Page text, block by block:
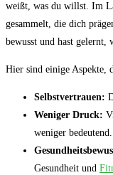
weißt, was du ‌willst. Im
⁣gesammelt, die dich
bewusst und hast
Hier sind einige Aspekte,
Selbstvertrauen:
Weniger Druck:
weniger bedeutend.
Gesundheit⁢ und